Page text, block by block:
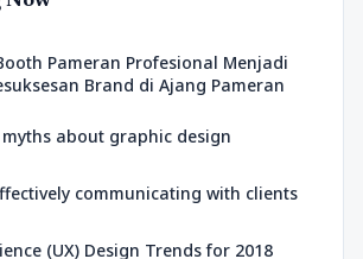
Pameran Profesional Menjadi
Brand di Ajang Pameran
about graphic design
communicating with clients
(UX) Design Trends for 2018